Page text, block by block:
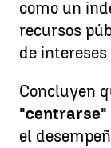
como un
recursos
de
Concluyen
"centrarse"
el